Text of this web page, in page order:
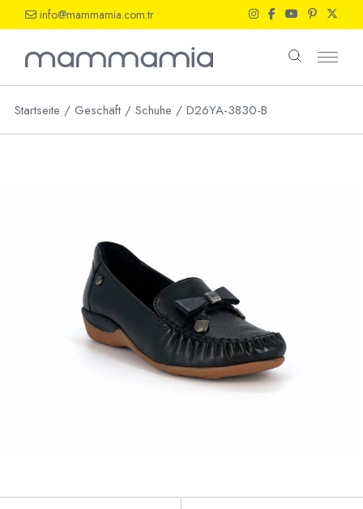
the
info@mammamia.com.tr
Startseite Geschäft Schuhe D26YA-3830-B